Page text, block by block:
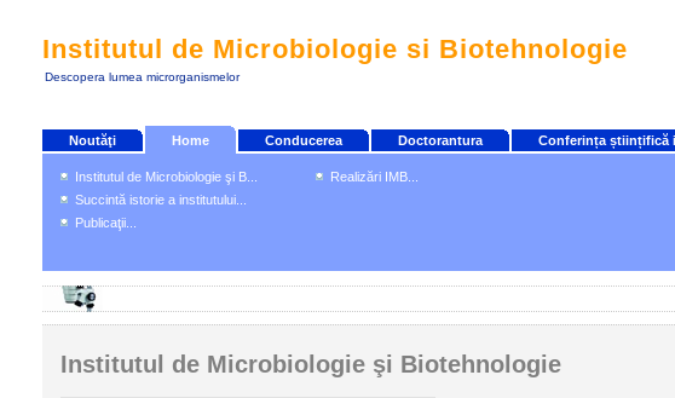
Institutul de Microbiologie si Biotehnologie
Descopera lumea microrganismelor
Noutăţi Home Conducerea Doctorantura Conferința științifică
Institutul de Microbiologie şi B...
Succintă istorie a institutului...
Publicaţii...
Realizări IMB...
Institutul de Microbiologie şi Biotehnologie